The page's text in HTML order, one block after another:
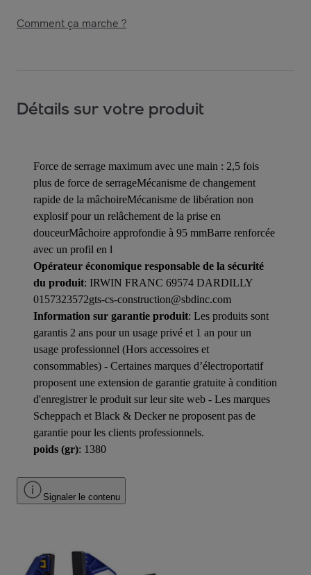
Comment ça marche ?
Détails sur votre produit
Force de serrage maximum avec une main : 2,5 fois
plus de force de serrageMécanisme de changement
rapide de la mâchoireMécanisme de libération non
explosif pour un relâchement de la prise en
douceurMâchoire approfondie à 95 mmBarre renforcée
avec un profil en l
Opérateur économique responsable de la sécurité
du produit: IRWIN FRANC 69574 DARDILLY
0157323572gts-cs-construction@sbdinc.com
Information sur garantie produit: Les produits sont
garantis 2 ans pour un usage privé et 1 an pour un
usage professionnel (Hors accessoires et
consommables) - Certaines marques d’électroportatif
proposent une extension de garantie gratuite à condition
d'enregistrer le produit sur leur site web - Les marques
Scheppach et Black & Decker ne proposent pas de
garantie pour les clients professionnels.
poids (gr): 1380
Signaler le contenu